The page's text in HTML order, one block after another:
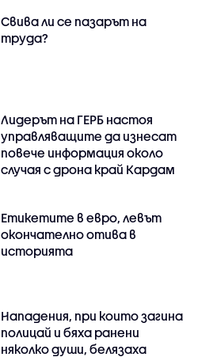
Свива ли се пазарът на
труда?
Лидерът на ГЕРБ настоя
управляващите да изнесат
повече информация около
случая с дрона край Кардам
Етикетите в евро, левът
окончателно отива в
историята
Нападения, при които загина
полицай и бяха ранени
няколко души, белязаха